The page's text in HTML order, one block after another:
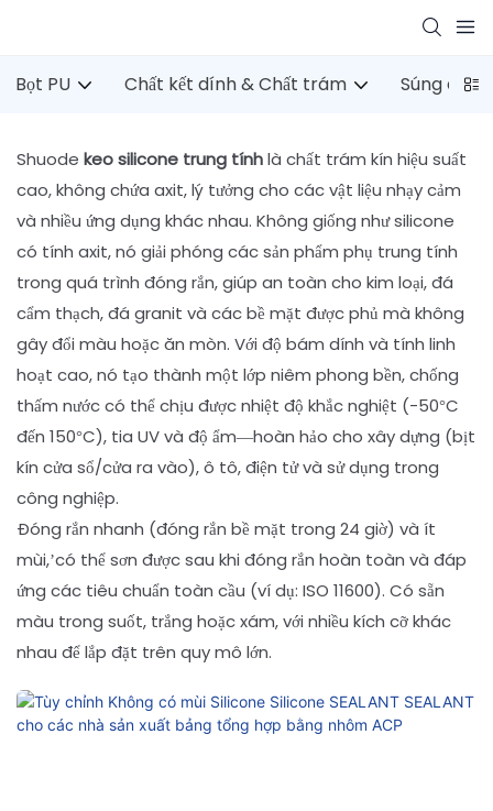
Bọt PU Chất kết dính & Chất trám Súng dính
Shuode keo silicone trung tínhlà chất trám kín hiệu suất
cao, không chứa axit, lý tưởng cho các vật liệu nhạy cảm
và nhiều ứng dụng khác nhau. Không giống như silicone
có tính axit, nó giải phóng các sản phẩm phụ trung tính
trong quá trình đóng rắn, giúp an toàn cho kim loại, đá
cẩm thạch, đá granit và các bề mặt được phủ mà không
gây đổi màu hoặc ăn mòn. Với độ bám dính và tính linh
hoạt cao, nó tạo thành một lớp niêm phong bền, chống
thấm nước có thể chịu được nhiệt độ khắc nghiệt (-50°C
đến 150°C), tia UV và độ ẩm—hoàn hảo cho xây dựng (bịt
kín cửa sổ/cửa ra vào), ô tô, điện tử và sử dụng trong
công nghiệp.
Đóng rắn nhanh (đóng rắn bề mặt trong 24 giờ) và ít
mùi,’có thể sơn được sau khi đóng rắn hoàn toàn và đáp
ứng các tiêu chuẩn toàn cầu (ví dụ: ISO 11600). Có sẵn
màu trong suốt, trắng hoặc xám, với nhiều kích cỡ khác
nhau để lắp đặt trên quy mô lớn.